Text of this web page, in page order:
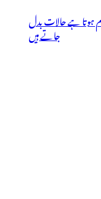
ہوتا ہے حالات بدل
جاتے ہیں